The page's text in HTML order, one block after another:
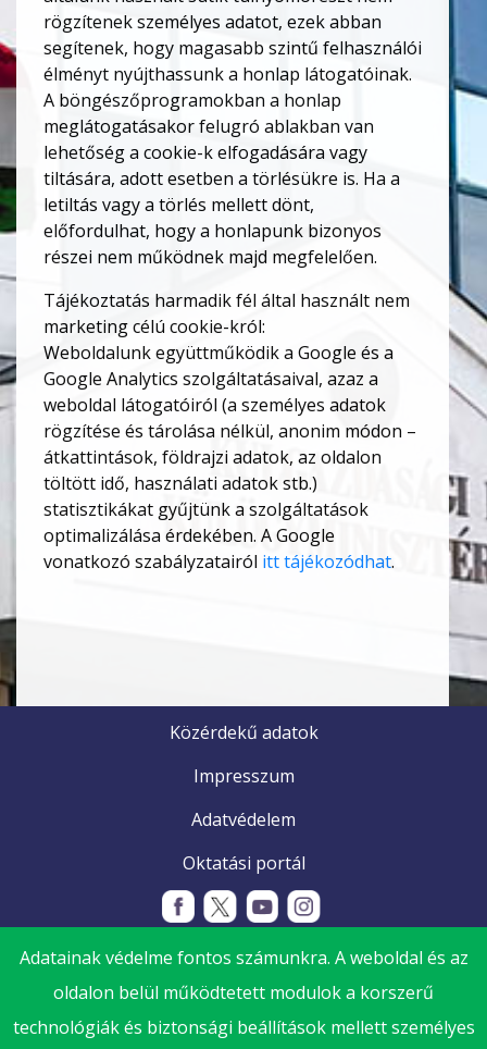
rögzítenek személyes adatot, ezek abban
segítenek, hogy magasabb szintű felhasználói
élményt nyújthassunk a honlap látogatóinak.
A böngészőprogramokban a honlap
meglátogatásakor felugró ablakban van
lehetőség a cookie-k elfogadására vagy
tiltására, adott esetben a törlésükre is. Ha a
letiltás vagy a törlés mellett dönt,
előfordulhat, hogy a honlapunk bizonyos
részei nem működnek majd megfelelően.
Tájékoztatás harmadik fél által használt nem
marketing célú cookie-król:
Weboldalunk együttműködik a Google és a
Google Analytics szolgáltatásaival, azaz a
weboldal látogatóiról (a személyes adatok
rögzítése és tárolása nélkül, anonim módon –
átkattintások, földrajzi adatok, az oldalon
töltött idő, használati adatok stb.)
statisztikákat gyűjtünk a szolgáltatások
optimalizálása érdekében. A Google
vonatkozó szabályzatairól itt tájékozódhat.
Közérdekű adatok
Impresszum
Adatvédelem
Oktatási portál
Adatainak védelme fontos számunkra. A weboldal és az
oldalon belül működtetett modulok a korszerű
technológiák és biztonsági beállítások mellett személyes